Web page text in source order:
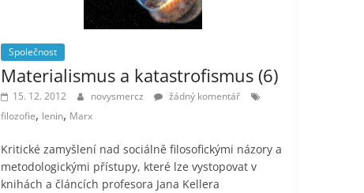
Společnost
Materialismus a katastrofismus (6)
15. 12. 2012 novysmercz
žádný komentář
filozofie, lenin, Marx
Kritické zamyšlení nad sociálně filosofickými názory a
metodologickými přístupy, které lze vystopovat v
knihách a článcích profesora Jana Kellera